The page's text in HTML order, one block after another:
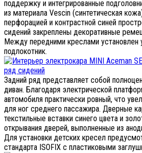
поддержку и интегрированные
из материала Vescin (синтетическая
перфорацией и контрастной синей
сидений закреплены декоративные
Между передними креслами установлен
подлокотник.
Задний ряд представляет собой
диван. Благодаря электрической
автомобиля практически ровный, что
для ног среднего пассажира. Дверные
текстильные вставки синего цвета и
открывания дверей, выполненные из
Для установки детских кресел
стандарта ISOFIX с пластиковыми